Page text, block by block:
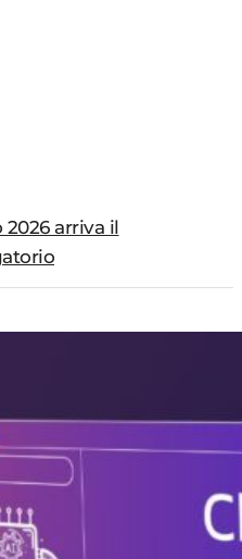
arriva il